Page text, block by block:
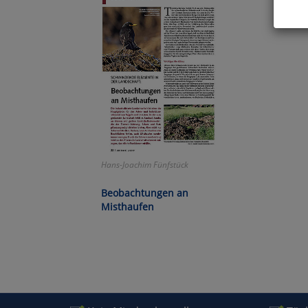
Hans-Joachim Fünfstück
Beobachtungen an
Misthaufen